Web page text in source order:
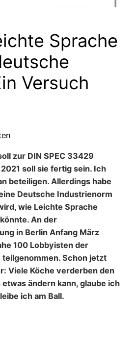
Sprache
Versuch
zur DIN SPEC 33429
soll sie fertig sein. Ich
beteiligen. Allerdings habe
Deutsche Industrienorm
wie Leichte Sprache
An der
in Berlin Anfang März
100 Lobbyisten der
Schon jetzt
Viele Köche verderben den
etwas ändern kann, glaube ich
ich am Ball.